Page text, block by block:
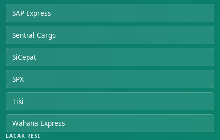
SAP Express
Sentral Cargo
SiCepat
SPX
Tiki
Wahana Express
LACAK RESI